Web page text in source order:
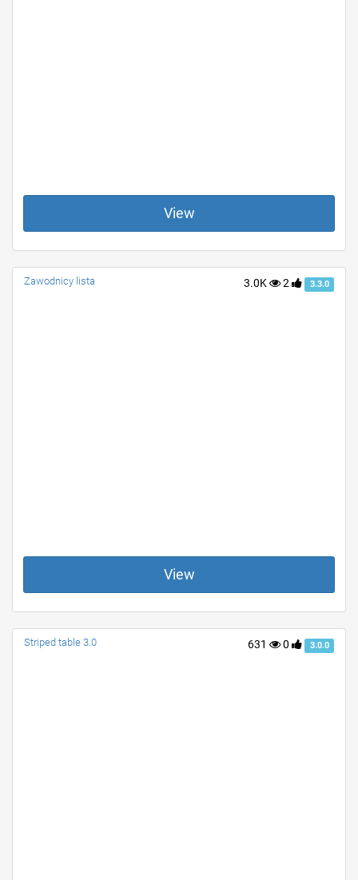
View
3.0K 2 3.3.0
Zawodnicy lista
View
631 0 3.0.0
Striped table 3.0